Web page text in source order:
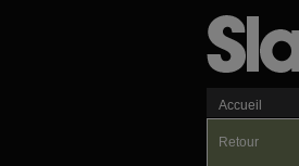
Accueil
Retour